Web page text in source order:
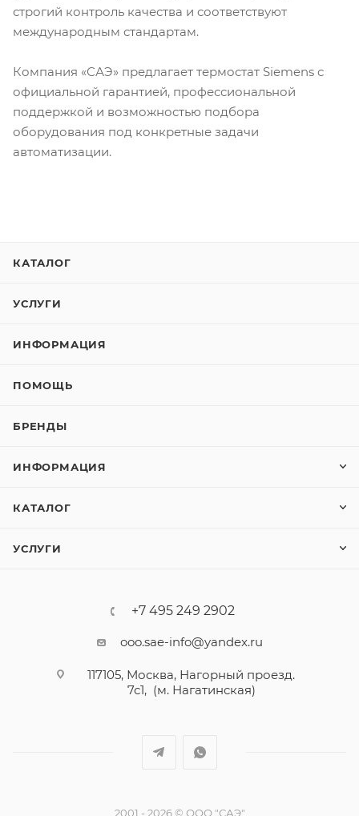
строгий контроль качества и соответствуют
международным стандартам.
Компания «САЭ» предлагает термостат Siemens с
официальной гарантией, профессиональной
поддержкой и возможностью подбора
оборудования под конкретные задачи
автоматизации.
КАТАЛОГ
УСЛУГИ
ИНФОРМАЦИЯ
ПОМОЩЬ
БРЕНДЫ
ИНФОРМАЦИЯ
КАТАЛОГ
УСЛУГИ
+7 495 249 2902
ooo.sae-info@yandex.ru
117105, Москва, Нагорный проезд.
7с1, (м. Нагатинская)
2001 - 2026 © ООО "САЭ"